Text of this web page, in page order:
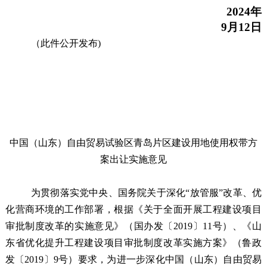
2024年
9月 12 日
（此件公开发布)
中国（山东）自由贸易试验区青岛片区建设用地使用权带方
案出让实施意见
为贯彻落实党中央、国务院关于深化“放管服”改革、优
化营商环境的工作部署，根据《关于全面开展工程建设项目
审批制度改革的实施意见》（国办发〔2019〕11号）、《山
东省优化提升工程建设项目审批制度改革实施方案》（鲁政
发〔2019〕9号）要求，为进一步深化中国（山东）自由贸易